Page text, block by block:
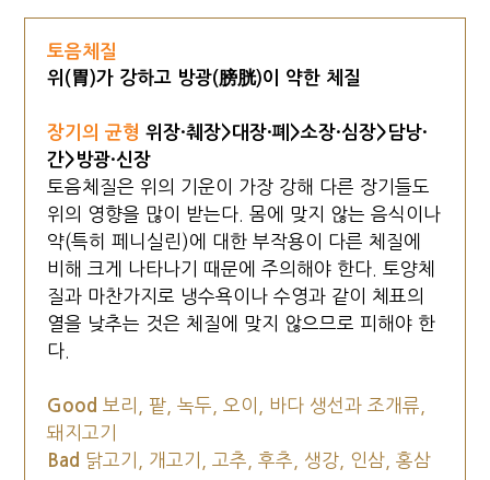
토음체질
위(胃)가 강하고 방광(膀胱)이 약한 체질
장기의 균형위장·췌장>대장·폐>소장·심장>담낭·
간>방광·신장
토음체질은 위의 기운이 가장 강해 다른 장기들도
위의 영향을 많이 받는다. 몸에 맞지 않는 음식이나
약(특히 페니실린)에 대한 부작용이 다른 체질에
비해 크게 나타나기 때문에 주의해야 한다. 토양체
질과 마찬가지로 냉수욕이나 수영과 같이 체표의
열을 낮추는 것은 체질에 맞지 않으므로 피해야 한
다.
Good보리, 팥, 녹두, 오이, 바다 생선과 조개류,
돼지고기
Bad 닭고기, 개고기, 고추, 후추, 생강, 인삼, 홍삼